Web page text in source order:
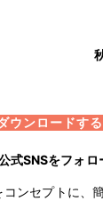
ウンロードする
式SNSをフォロ
コンセプトに、